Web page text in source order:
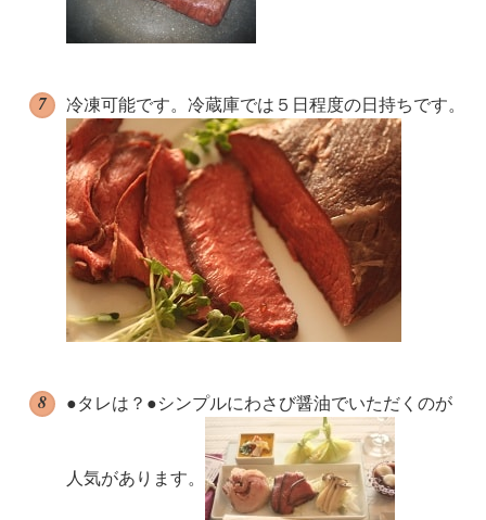
冷凍可能です。冷蔵庫では５日程度の日持ちです。
●タレは？●シンプルにわさび醤油でいただくのが
人気があります。